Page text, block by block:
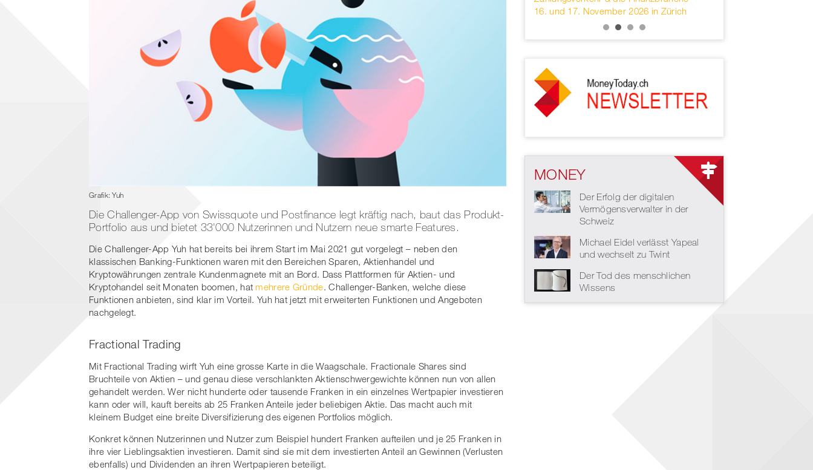
Grafik: Yuh
Die Challenger-App von Swissquote und Postfinance legt kräftig nach, baut das Produkt-
Portfolio aus und bietet 33'000 Nutzerinnen und Nutzern neue smarte Features.
Die Challenger-App Yuh hat bereits bei ihrem Start im Mai 2021 gut vorgelegt – neben den
klassischen Banking-Funktionen waren mit den Bereichen Sparen, Aktienhandel und
Kryptowährungen zentrale Kundenmagnete mit an Bord. Dass Plattformen für Aktien- und
Kryptohandel seit Monaten boomen, hatmehrere Gründe. Challenger-Banken, welche diese
Funktionen anbieten, sind klar im Vorteil. Yuh hat jetzt mit erweiterten Funktionen und Angeboten
nachgelegt.
Fractional Trading
Mit Fractional Trading wirft Yuh eine grosse Karte in die Waagschale. Fractionale Shares sind
Bruchteile von Aktien – und genau diese verschlankten Aktienschwergewichte können nun von allen
gehandelt werden. Wer nicht hunderte oder tausende Franken in ein einzelnes Wertpapier investieren
kann oder will, kauft bereits ab 25 Franken Anteile jeder beliebigen Aktie. Das macht auch mit
kleinem Budget eine breite Diversifizierung des eigenen Portfolios möglich.
Konkret können Nutzerinnen und Nutzer zum Beispiel hundert Franken aufteilen und je 25 Franken in
ihre vier Lieblingsaktien investieren. Damit sind sie mit dem investierten Anteil an Gewinnen (Verlusten
ebenfalls) und Dividenden an ihren Wertpapieren beteiligt.
16. und 17. November 2026 in Zürich
MONEY
Der Erfolg der digitalen
Vermögensverwalter in der
Schweiz
Michael Eidel verlässt Yapeal
und wechselt zu Twint
Der Tod des menschlichen
Wissens